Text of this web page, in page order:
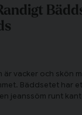
vacker och skön
Bäddsetet har
jeanssöm runt